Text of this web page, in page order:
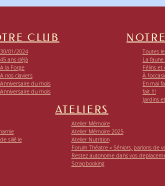
CLUB
30/01/2024
45 ans déjà
A la Forge
A nos claviers
Anniversaire du mois
Anniversaire du mois
Toutes
La
Félins et
À
En mai
fait !!!
Jardins
sillé le
ATELIERS
Atelier Mémoire
Atelier Mémoire 2025
Atelier Nutrition
Forum Théatre « Séniors, parlons de
Restez autonome dans vos
Scrapbooking